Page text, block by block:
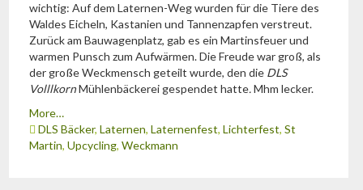
wichtig: Auf dem Laternen-Weg wurden für die Tiere des
Waldes Eicheln, Kastanien und Tannenzapfen verstreut.
Zurück am Bauwagenplatz, gab es ein Martinsfeuer und
warmen Punsch zum Aufwärmen. Die Freude war groß, als
der große Weckmensch geteilt wurde, den die DLS
VolllkornMühlenbäckerei gespendet hatte.Mhm lecker.
More…
DLS Bäcker, Laternen, Laternenfest, Lichterfest, St
Martin, Upcycling, Weckmann